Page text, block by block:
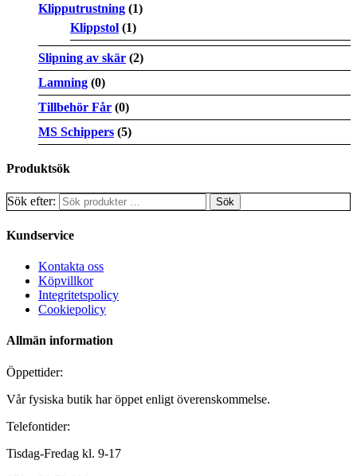
Klipputrustning (1)
Klippstol (1)
Slipning av skär (2)
Lamning (0)
Tillbehör Får (0)
MS Schippers (5)
Produktsök
Sök efter:
Kundservice
Kontakta oss
Köpvillkor
Integritetspolicy
Cookiepolicy
Allmän information
Öppettider:
Vår fysiska butik har öppet enligt överenskommelse.
Telefontider:
Tisdag-Fredag kl. 9-17